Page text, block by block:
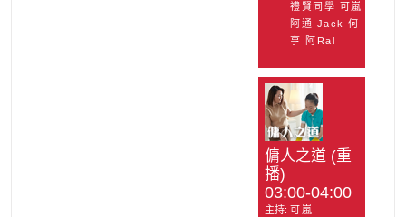
禮賢同學 可嵐
阿通 Jack 何
亨 阿Ral
傭人之道 (重
播)
03:00-04:00
主持: 可嵐